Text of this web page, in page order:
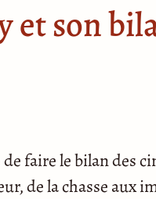
et son
faire le bilan des
de la chasse aux